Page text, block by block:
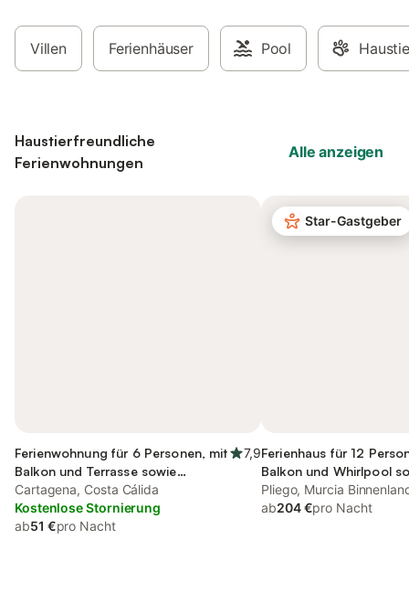
Villen Ferienhäuser Pool
Haustierfreundliche
Ferienwohnungen
Alle anzeigen
Ferienwohnung für 6 Personen, mit
Balkon und Terrasse sowie
Kinderpool
7,9
Cartagena, Costa Cálida
Kostenlose Stornierung
ab51 €pro Nacht
Star-Gastgeber
Ferienhaus für 12
Balkon und Whirlpool
Garten und Seeblick
Pliego, Murcia
ab204 €pro Nacht